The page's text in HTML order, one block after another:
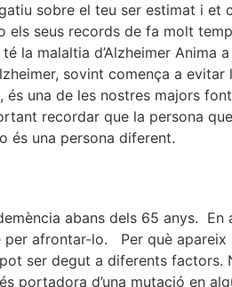
sobre el teu ser estimat i et
seus records de fa molt
la malaltia d’Alzheimer Anima
sovint comença a
una de les nostres majors
recordar que la persona
és una persona diferent.
abans dels 65 anys.
afrontar-lo. Per què apareix
ser degut a diferents factors.
portadora d’una mutació en